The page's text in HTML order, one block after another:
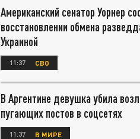
Американский сенатор Уорнер
восстановлении обмена
Украиной
11:37 СВО
В Аргентине девушка убила
пугающих постов в соцсетях
11:37 В МИРЕ